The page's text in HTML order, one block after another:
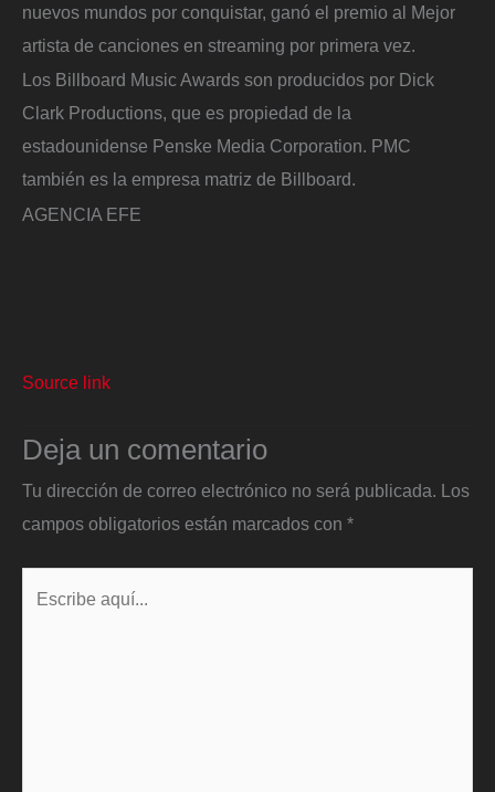
nuevos mundos por conquistar, ganó el premio al Mejor
artista de canciones en streaming por primera vez.
Los Billboard Music Awards son producidos por Dick
Clark Productions, que es propiedad de la
estadounidense Penske Media Corporation. PMC
también es la empresa matriz de Billboard.
AGENCIA EFE
Source link
Deja un comentario
Tu dirección de correo electrónico no será publicada.
Los
campos obligatorios están marcados con *